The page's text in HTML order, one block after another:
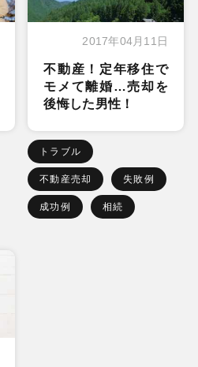
2017年04月11日
不動産！定年移住で
モメて離婚…売却を
後悔した男性！
トラブル
不動産売却 失敗例
成功例 相続